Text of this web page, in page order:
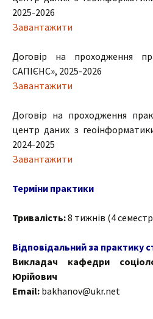
2025-2026
Завантажити
Договір на проходження
САПІЄНС», 2025-2026
Завантажити
Договір на проходження
центр даних з
2024-2025
Завантажити
Терміни практики
Тривалість:8 тижнів (4
Відповідальний за практику
Викладач кафедри
Юрійович
Email: bakhanov@ukr.net